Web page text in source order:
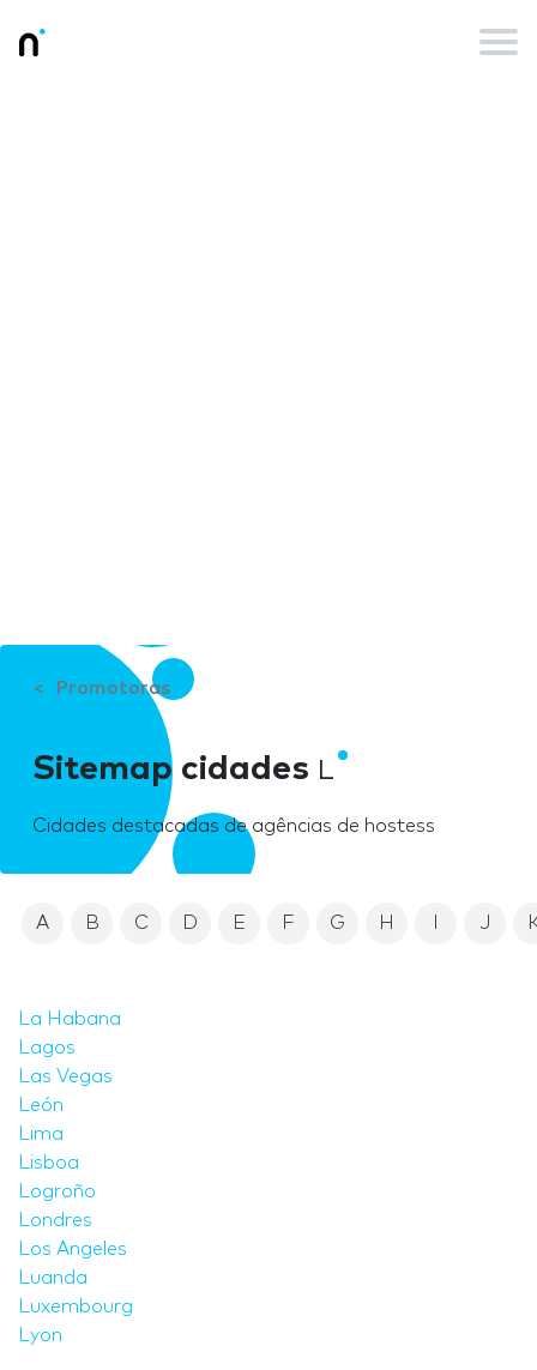
Promotoras
Sitemap cidades L
Cidades destacadas de agências de hostess
A B C D E F G H J
La Habana
Lagos
Las Vegas
León
Lima
Lisboa
Logroño
Londres
Los Angeles
Luanda
Luxembourg
Lyon